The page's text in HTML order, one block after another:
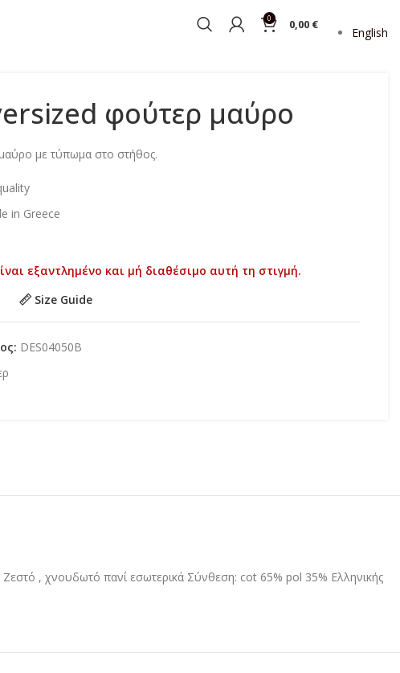
0 0,00 €
English
φούτερ μαύρο
με τύπωμα στο στήθος.
in Greece
εξαντλημένο και μή διαθέσιμο αυτή τη στιγμή.
Size Guide
DES04050B
, χνουδωτό πανί εσωτερικά Σύνθεση: cot 65% pol 35% Ελληνικής